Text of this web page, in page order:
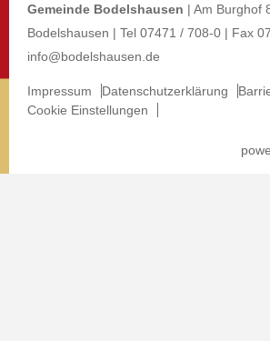
Gemeinde Bodelshausen | Am Burghof
Bodelshausen | Tel 07471 / 708-0 | Fax
info@bodelshausen.de
Impressum Datenschutzerklärung
Cookie Einstellungen
p